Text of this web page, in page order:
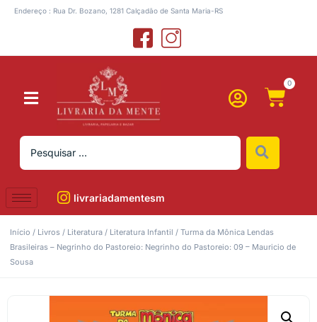
Endereço : Rua Dr. Bozano, 1281 Calçadão de Santa Maria-RS
0
livrariadamentesm
Início / Livros / Literatura / Literatura Infantil / Turma da Mônica Lendas
Brasileiras – Negrinho do Pastoreio: Negrinho do Pastoreio: 09 – Mauricio de
Sousa